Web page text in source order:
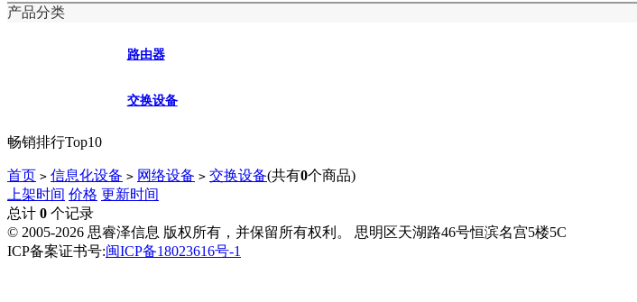
产品分类
路由器
交换设备
畅销排行Top10
首页 > 信息化设备 > 网络设备 > 交换设备(共有0个商品)
上架时间 价格 更新时间
总计 0 个记录
© 2005-2026 思睿泽信息 版权所有，并保留所有权利。 思明区天湖路46号恒滨名宫5楼5C
ICP备案证书号:闽ICP备18023616号-1